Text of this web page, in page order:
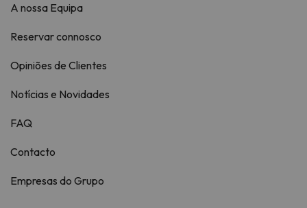
A nossa Equipa
Reservar connosco
Opiniões de Clientes
Notícias e Novidades
FAQ
Contacto
Empresas do Grupo